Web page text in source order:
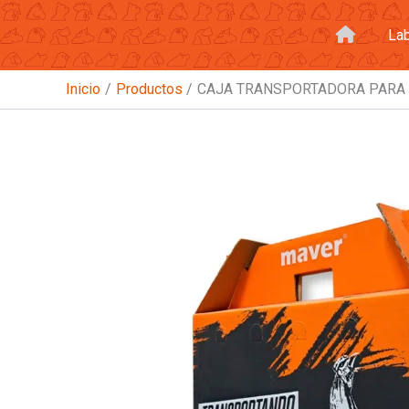
Ir
al
contenido
Inicio Productos CAJA TRANSPORTADORA PARA